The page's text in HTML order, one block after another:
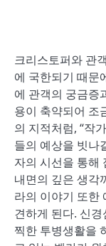
크리스토퍼와 관
에 국한되기 때문
에 관객의 궁금증
용이 축약되어 조
의 지적처럼, “작
들의 예상을 빗나
자의 시선을 통해
내면의 깊은 생각
라의 이야기 또한
견하게 된다. 신
찍한 투병생활을